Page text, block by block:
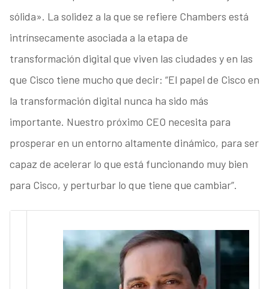
sólida». La solidez a la que se refiere Chambers está
intrínsecamente asociada a la etapa de
transformación digital que viven las ciudades y en las
que Cisco tiene mucho que decir: “El papel de Cisco en
la transformación digital nunca ha sido más
importante. Nuestro próximo CEO necesita para
prosperar en un entorno altamente dinámico, para ser
capaz de acelerar lo que está funcionando muy bien
para Cisco, y perturbar lo que tiene que cambiar”.